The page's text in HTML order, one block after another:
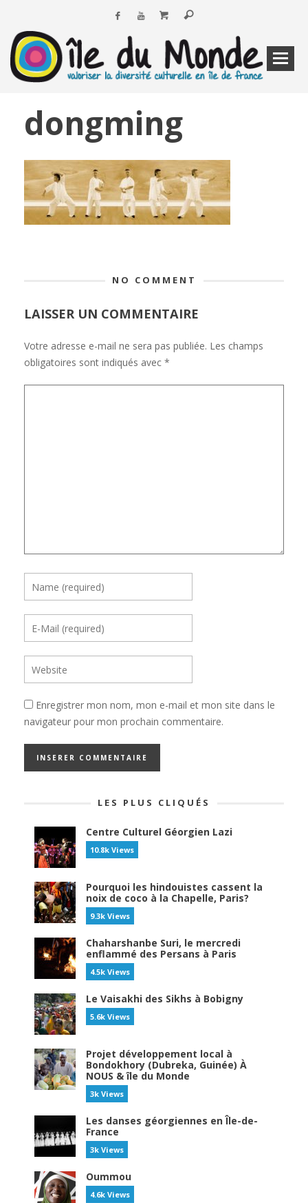
dongming
NO COMMENT
LAISSER UN COMMENTAIRE
Votre adresse e-mail ne sera pas publiée. Les champs
obligatoires sont indiqués avec *
Enregistrer mon nom, mon e-mail et mon site dans le
navigateur pour mon prochain commentaire.
LES PLUS CLIQUÉS
Centre Culturel Géorgien Lazi
10.8k Views
Pourquoi les hindouistes cassent la
noix de coco à la Chapelle, Paris?
9.3k Views
Chaharshanbe Suri, le mercredi
enflammé des Persans à Paris
4.5k Views
Le Vaisakhi des Sikhs à Bobigny
5.6k Views
Projet développement local à
Bondokhory (Dubreka, Guinée) À
NOUS & île du Monde
3k Views
Les danses géorgiennes en Île-de-
France
3k Views
Oummou
4.6k Views